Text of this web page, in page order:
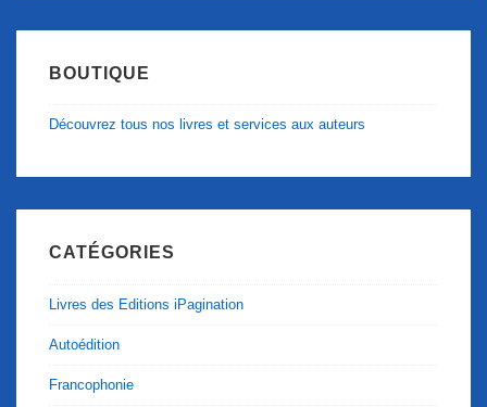
BOUTIQUE
Découvrez tous nos livres et services aux auteurs
CATÉGORIES
Livres des Editions iPagination
Autoédition
Francophonie